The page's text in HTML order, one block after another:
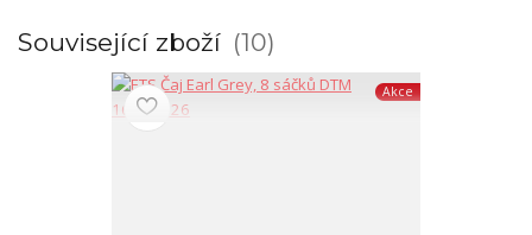
Související zboží 10
Akce